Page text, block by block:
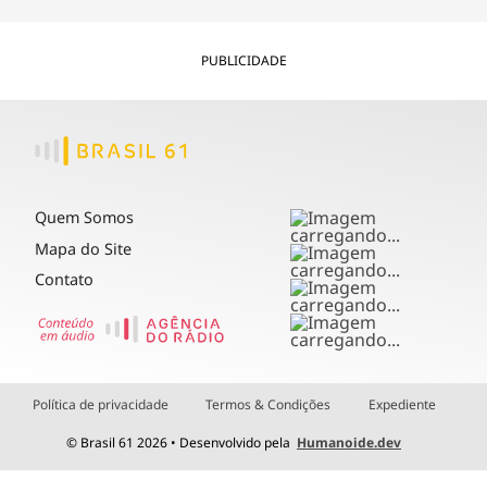
PUBLICIDADE
Quem Somos
Mapa do Site
Contato
Política de privacidade Termos & Condições Expediente
© Brasil 61 2026 • Desenvolvido pela Humanoide.dev